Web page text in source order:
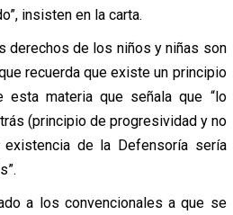
insisten en la carta.
derechos de los niños y niñas son
recuerda que existe un principio
esta materia que señala que “lo
(principio de progresividad y no
existencia de la Defensoría sería
a los convencionales a que se